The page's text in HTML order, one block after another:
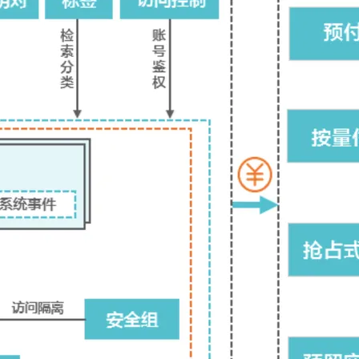
使用ECS和RDS搭建个人博客
ECS服务保活和宕机启动
一条命令迁移，帮你实现 OpenClaw 与
Hermes Agent 记忆互通！